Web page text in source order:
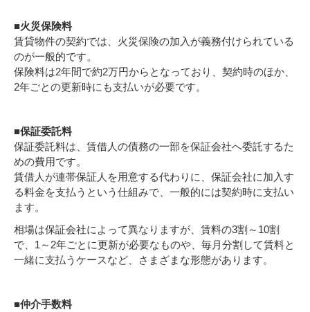
■火災保険料
賃貸物件の契約では、火災保険の加入が義務付けられている
のが一般的です。
保険料は2年間で約2万円からとなっており、契約時のほか、
2年ごとの更新時にも支払いが必要です。
■保証委託料
保証委託料は、賃借人の債務の一部を保証会社へ委託するた
めの費用です。
賃借人が連帯保証人を用意する代わりに、保証会社に加入す
る料金を支払うという仕組みで、一般的には契約時に支払い
ます。
相場は保証会社によって異なりますが、賃料の3割～10割
で、1～2年ごとに更新が必要なものや、毎月分割して賃料と
一緒に支払うケースなど、さまざまな形態があります。
■仲介手数料